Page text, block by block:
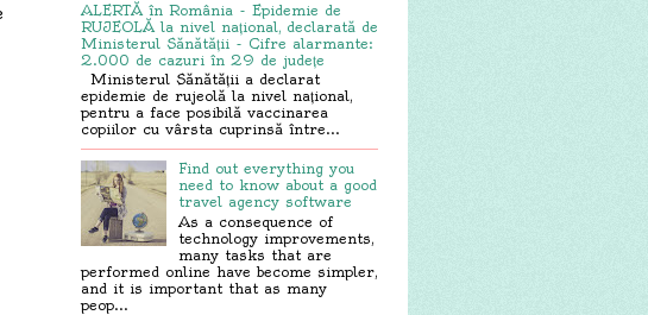
ALERTĂ în România - Epidemie de
RUJEOLĂ la nivel național, declarată de
Ministerul Sănătății - Cifre alarmante:
2.000 de cazuri în 29 de județe
Ministerul Sănătății a declarat
epidemie de rujeolă la nivel național,
pentru a face posibilă vaccinarea
copiilor cu vârsta cuprinsă între...
Find out everything you
need to know about a good
travel agency software
As a consequence of
technology improvements,
many tasks that are
performed online have become simpler,
and it is important that as many
peop...